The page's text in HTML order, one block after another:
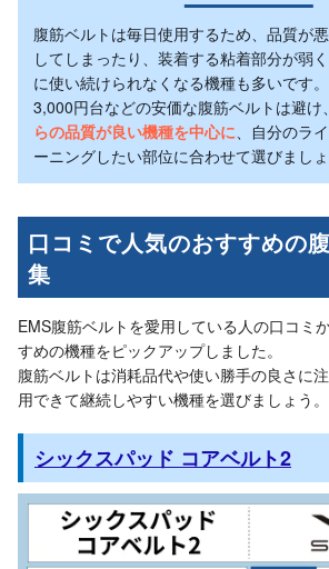
腹筋ベルトは毎日使用するため、品質が
してしまったり、装着する粘着部分が弱
に使い続けられなくなる機種も多いです。
3,000円台などの安価な腹筋ベルトは避け、
らの品質が良い機種を中心に 、自分のラ
ーニングしたい部位に合わせて選びましょ
口コミで人気のおすすめの
集
EMS腹筋ベルトを愛用している人の口コミ
すめの機種をピックアップしました。
腹筋ベルトは消耗品代や使い勝手の良さに
用できて継続しやすい機種を選びましょう。
シックスパッド コアベルト2